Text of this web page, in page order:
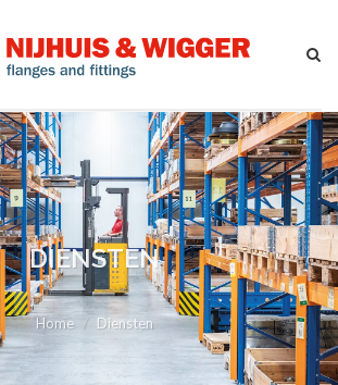
DIENSTEN
Home Diensten